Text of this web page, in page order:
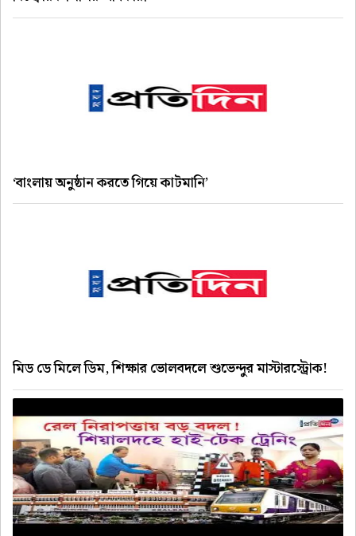
‘বাংলায় অনুষ্ঠান করতে গিয়ে কাটমানি’
মিড ডে মিলে ডিম, শিক্ষার ভোলবদলে শুভেন্দুর মাস্টারস্ট্রোক!